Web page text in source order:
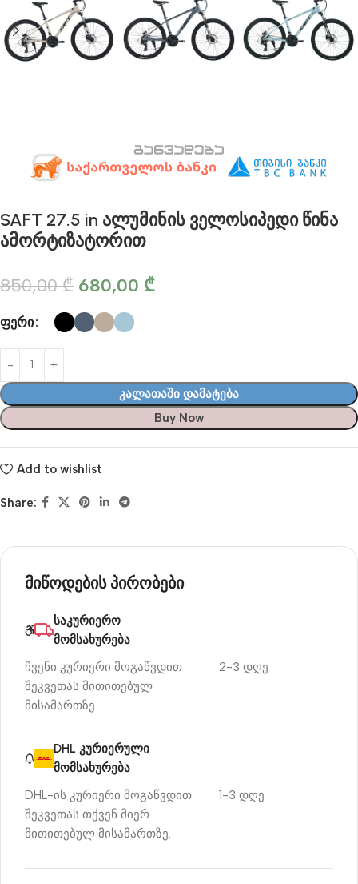
SAFT 27.5 in ალუმინის ველოსიპედი წინა
ამორტიზატორით
850,00₾ 680,00 ₾
ფერი
Კალათაში Დამატება
Buy Now
Add to wishlist
Share:
მიწოდების პირობები
საკურიერო
მომსახურება
ჩვენი კურიერი მოგაწვდით
შეკვეთას მითითებულ
მისამართზე.
2-3 დღე
DHL კურიერული
მომსახურება
DHL-ის კურიერი მოგაწვდით
შეკვეთას თქვენ მიერ
მითითებულ მისამართზე.
1-3 დღე